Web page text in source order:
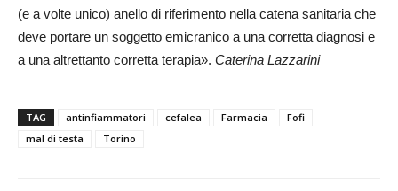
(e a volte unico) anello di riferimento nella catena sanitaria che
deve portare un soggetto emicranico a una corretta diagnosi e
a una altrettanto corretta terapia». Caterina Lazzarini
TAG antinfiammatori cefalea Farmacia
Fofi
mal di testa
Torino